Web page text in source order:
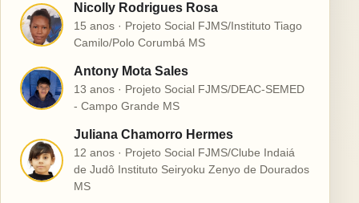
N
Nicolly Rodrigues Rosa
15 anos · Projeto Social FJMS/Instituto Tiago
Camilo/Polo Corumbá MS
A
Antony Mota Sales
13 anos · Projeto Social FJMS/DEAC-SEMED
- Campo Grande MS
J
Juliana Chamorro Hermes
12 anos · Projeto Social FJMS/Clube Indaiá
de Judô Instituto Seiryoku Zenyo de Dourados
MS